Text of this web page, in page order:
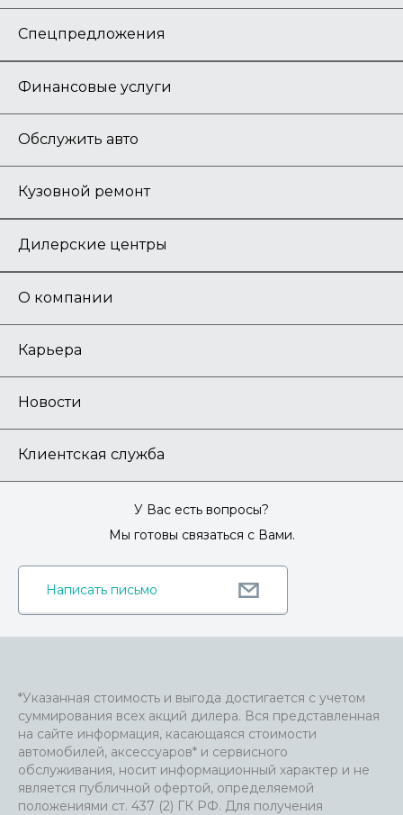
Спецпредложения
Финансовые услуги
Обслужить авто
Кузовной ремонт
Дилерские центры
О компании
Карьера
Новости
Клиентская служба
У Вас есть вопросы?
Мы готовы связаться с Вами.
Написать письмо
*Указанная стоимость и выгода достигается с учетом
суммирования всех акций дилера. Вся представленная
на сайте информация, касающаяся стоимости
автомобилей, аксессуаров* и сервисного
обслуживания, носит информационный характер и не
является публичной офертой, определяемой
положениями ст. 437 (2) ГК РФ. Для получения